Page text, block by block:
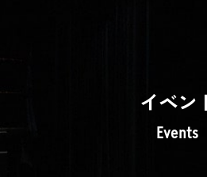
イベン
Events